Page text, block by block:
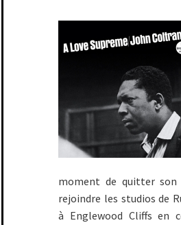
moment de quitter son
rejoindre les studios de
à Englewood Cliffs en